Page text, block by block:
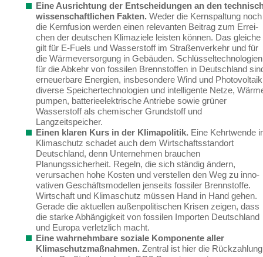
Eine Ausrichtung der Entscheidungen an den
wissenschaftlichen Fakten. Weder die Kernspaltung noch
die Kernfusion werden einen relevanten Beitrag zum Errei­
chen der deutschen Klimaziele leisten können. Das gleiche
gilt für E-Fuels und Wasserstoff im Straßenverkehr und für
die Wärmeversorgung in Gebäuden. Schlüsseltechnologien
für die Abkehr von fossilen Brennstoffen in Deutschland
erneuerbare Energien, insbeson­dere Wind und
diverse Speichertechnologien und intelligente Netze,
pumpen, batterieelektrische Antriebe sowie grüner
Wasserstoff als chemischer Grundstoff und
Langzeitspeicher.
Einen klaren Kurs in der Klimapolitik. Eine Kehrtwende
Klimaschutz schadet auch dem Wirtschaftsstandort
Deutschland, denn Unternehmen brauchen
Planungssicherheit. Regeln, die sich ständig ändern,
verursachen hohe Kosten und verstellen den Weg zu inno­
vativen Geschäftsmodellen jenseits fossiler Brennstoffe.
Wirtschaft und Klimaschutz müs­sen Hand in Hand gehen.
Gerade die aktuellen außenpolitischen Krisen zeigen, dass
die starke Abhängigkeit von fossilen Importen Deutschland
und Europa verletzlich macht.
Eine wahrnehmbare soziale Komponente aller
Klimaschutzmaßnahmen. Zentral ist hier die Rückzahlung